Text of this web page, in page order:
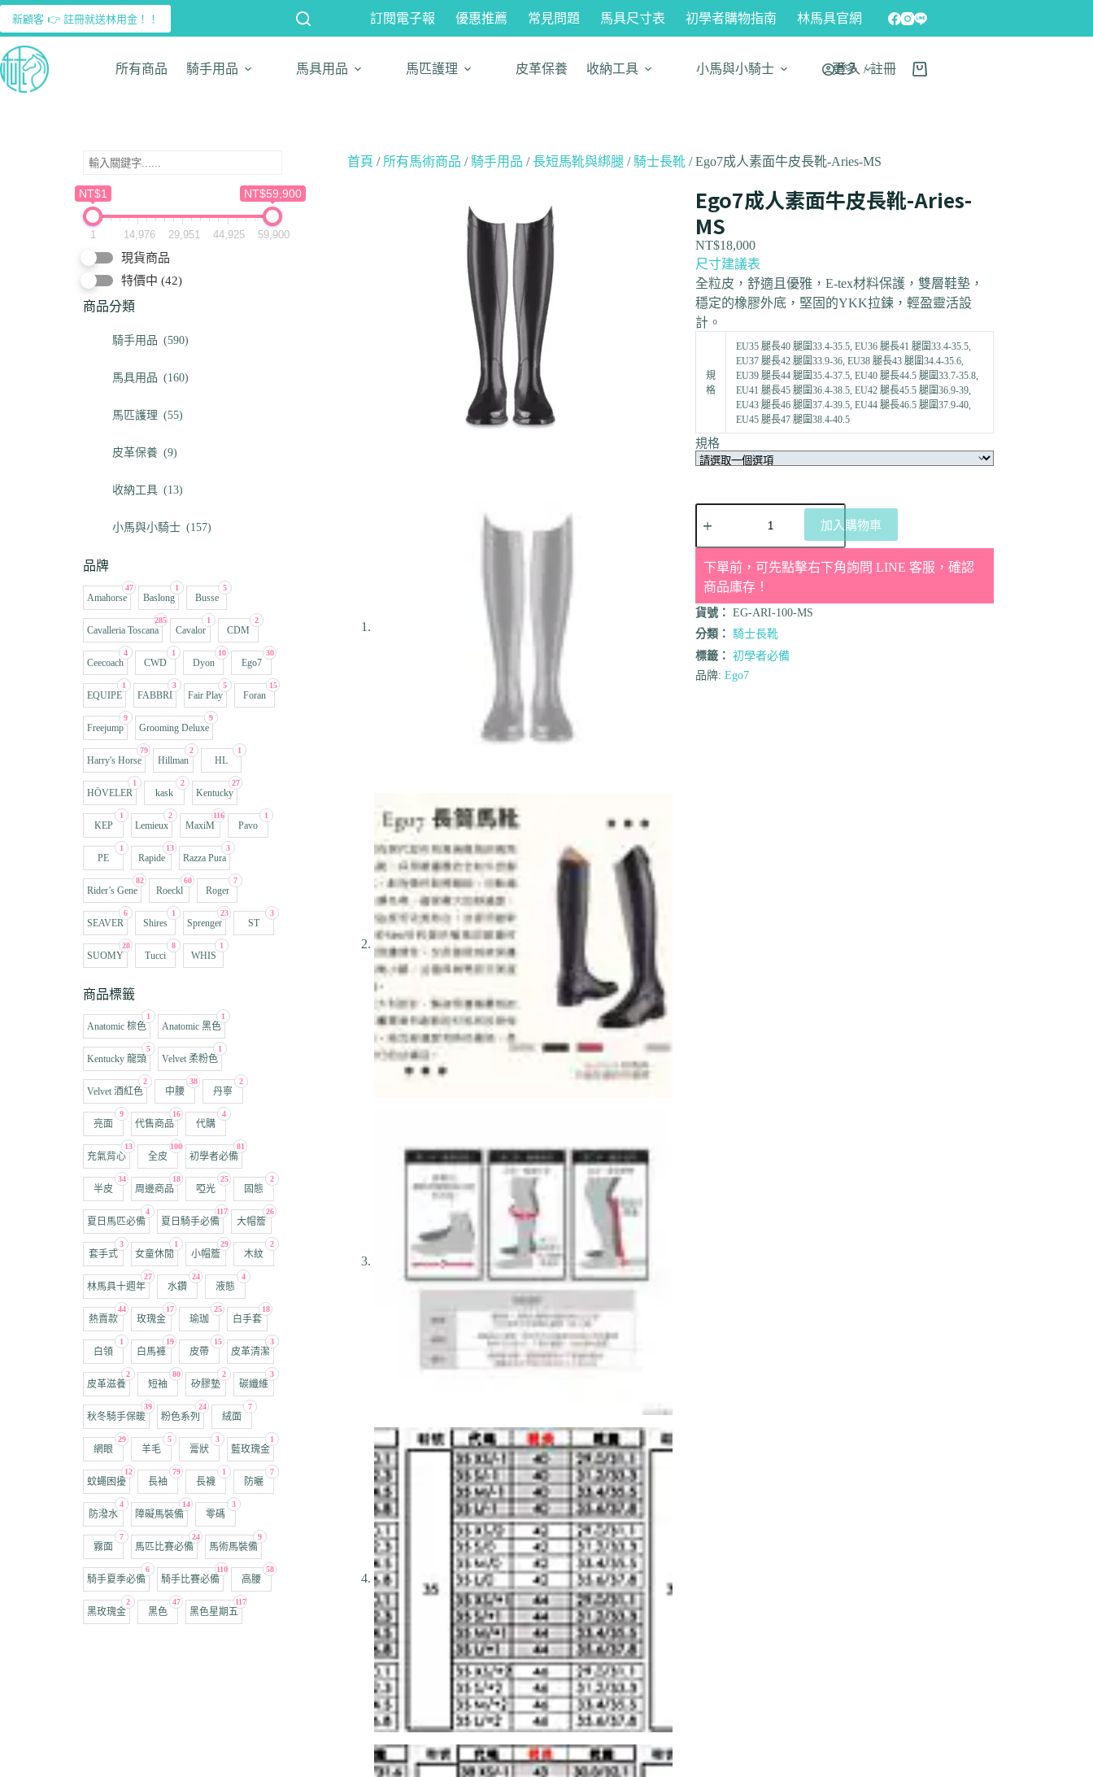
新顧客 👉 註冊就送林用金！！ 訂閱電子報 優惠推薦 常見問題 馬具尺寸表 初學者購物指南 林馬具官網
所有商品 騎手用品 馬具用品 馬匹護理 皮革保養 收納工具 小馬與小騎士 更多
登入 / 註冊
NT$1 NT$59,900
1 14,976 29,951 44,925 59,900
現貨商品
特價中 (42)
商品分類
騎手用品 (590)
馬具用品 (160)
馬匹護理 (55)
皮革保養 (9)
收納工具 (13)
小馬與小騎士 (157)
品牌
47
Amahorse
1
Baslong
5
Busse
285
Cavalleria Toscana
1
Cavalor
2
CDM
4
Ceecoach
1
CWD
10
Dyon
30
Ego7
1
EQUIPE
3
FABBRI
5
Fair Play
15
Foran
9
Freejump
9
Grooming Deluxe
79
Harry's Horse
2
Hillman
1
HL
1
HÖVELER
2
kask
27
Kentucky
1
KEP
2
Lemieux
116
MaxiM
1
Pavo
1
PE
13
Rapide
3
Razza Pura
82
Rider’s Gene
60
Roeckl
7
Roger
6
SEAVER
1
Shires
23
Sprenger
3
ST
28
SUOMY
8
Tucci
1
WHIS
商品標籤
1
Anatomic 棕色
1
Anatomic 黑色
5
Kentucky 龍頭
1
Velvet 柔粉色
2
Velvet 酒紅色
38
中腰
2
丹寧
9
亮面
16
代售商品
4
代購
13
充氣背心
100
全皮
81
初學者必備
34
半皮
18
周邊商品
25
啞光
2
固態
4
夏日馬匹必備
117
夏日騎手必備
26
大帽簷
3
套手式
1
女童休閒
29
小帽簷
2
木紋
27
林馬具十週年
24
水鑽
4
液態
44
熱賣款
17
玫瑰金
25
瑜珈
18
白手套
1
白領
19
白馬褲
15
皮帶
3
皮革清潔
2
皮革滋養
80
短袖
2
矽膠墊
3
碳纖維
39
秋冬騎手保暖
24
粉色系列
7
絨面
29
網眼
5
羊毛
3
膏狀
1
藍玫瑰金
12
蚊蠅困擾
79
長袖
1
長襪
7
防曬
4
防潑水
14
障礙馬裝備
3
零碼
7
霧面
24
馬匹比賽必備
9
馬術馬裝備
6
騎手夏季必備
110
騎手比賽必備
58
高腰
2
黑玫瑰金
47
黑色
117
黑色星期五
首頁 / 所有馬術商品 / 騎手用品 /長短馬靴與綁腿 / 騎士長靴 / Ego7成人素面牛皮長靴-Aries-MS
Ego7成人素面牛皮長靴-Aries-
MS
NT$18,000
尺寸建議表
全粒皮，舒適且優雅，E-tex材料保護，雙層鞋墊，
穩定的橡膠外底，堅固的YKK拉鍊，輕盈靈活設
計。
規
格
EU35 腿長40 腿圍33.4-35.5, EU36 腿長41 腿圍33.4-35.5,
EU37 腿長42 腿圍33.9-36, EU38 腿長43 腿圍34.4-35.6,
EU39 腿長44 腿圍35.4-37.5, EU40 腿長44.5 腿圍33.7-35.8,
EU41 腿長45 腿圍36.4-38.5, EU42 腿長45.5 腿圍36.9-39,
EU43 腿長46 腿圍37.4-39.5, EU44 腿長46.5 腿圍37.9-40,
EU45 腿長47 腿圍38.4-40.5
規格
加入購物車
下單前，可先點擊右下角詢問 LINE 客服，確認
商品庫存！
貨號： EG-ARI-100-MS
分類： 騎士長靴
標籤： 初學者必備
品牌: Ego7